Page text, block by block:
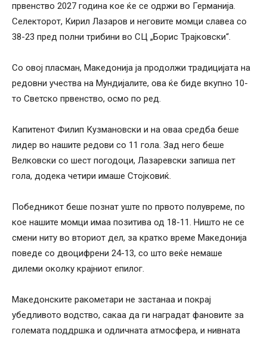
првенство 2027 година кое ќе се одржи во Германија.
Селекторот, Кирил Лазаров и неговите момци славеа со
38-23 пред полни трибини во СЦ „Борис Трајковски“.
Со овој пласман, Македонија ја продолжи традицијата на
редовни учества на Мундијалите, ова ќе биде вкупно 10-
то Светско првенство, осмо по ред.
Капитенот Филип Кузмановски и на оваа средба беше
лидер во нашите редови со 11 гола. Зад него беше
Велковски со шест погодоци, Лазаревски запиша пет
гола, додека четири имаше Стојковиќ.
Победникот беше познат уште по првото полувреме, по
кое нашите момци имаа позитива од 18-11. Ништо не се
смени ниту во вториот дел, за кратко време Македонија
поведе со двоцифрени 24-13, со што веќе немаше
дилеми околку крајниот епилог.
Македонските ракометари не застанаа и покрај
убедливото водство, сакаа да ги наградат фановите за
големата поддршка и одличната атмосфера, и нивната